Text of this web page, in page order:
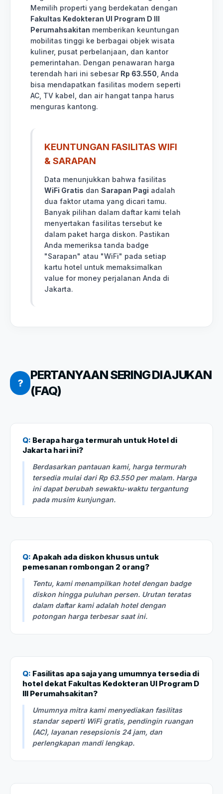
Memilih properti yang berdekatan dengan
Fakultas Kedokteran UI Program D III
Perumahsakitan memberikan keuntungan
mobilitas tinggi ke berbagai objek wisata
kuliner, pusat perbelanjaan, dan kantor
pemerintahan. Dengan penawaran harga
terendah hari ini sebesar Rp 63.550 , Anda
bisa mendapatkan fasilitas modern seperti
AC, TV kabel, dan air hangat tanpa harus
menguras kantong.
KEUNTUNGAN FASILITAS WIFI
& SARAPAN
Data menunjukkan bahwa fasilitas
WiFi Gratis dan Sarapan Pagi adalah
dua faktor utama yang dicari tamu.
Banyak pilihan dalam daftar kami telah
menyertakan fasilitas tersebut ke
dalam paket harga diskon. Pastikan
Anda memeriksa tanda badge
"Sarapan" atau "WiFi" pada setiap
kartu hotel untuk memaksimalkan
value for money perjalanan Anda di
Jakarta.
?
PERTANYAAN SERING DIAJUKAN
(FAQ)
Q: Berapa harga termurah untuk Hotel di
Jakarta hari ini?
Berdasarkan pantauan kami, harga termurah
tersedia mulai dari Rp 63.550 per malam. Harga
ini dapat berubah sewaktu-waktu tergantung
pada musim kunjungan.
Q: Apakah ada diskon khusus untuk
pemesanan rombongan 2 orang?
Tentu, kami menampilkan hotel dengan badge
diskon hingga puluhan persen. Urutan teratas
dalam daftar kami adalah hotel dengan
potongan harga terbesar saat ini.
Q: Fasilitas apa saja yang umumnya tersedia di
hotel dekat Fakultas Kedokteran UI Program D
III Perumahsakitan?
Umumnya mitra kami menyediakan fasilitas
standar seperti WiFi gratis, pendingin ruangan
(AC), layanan resepsionis 24 jam, dan
perlengkapan mandi lengkap.